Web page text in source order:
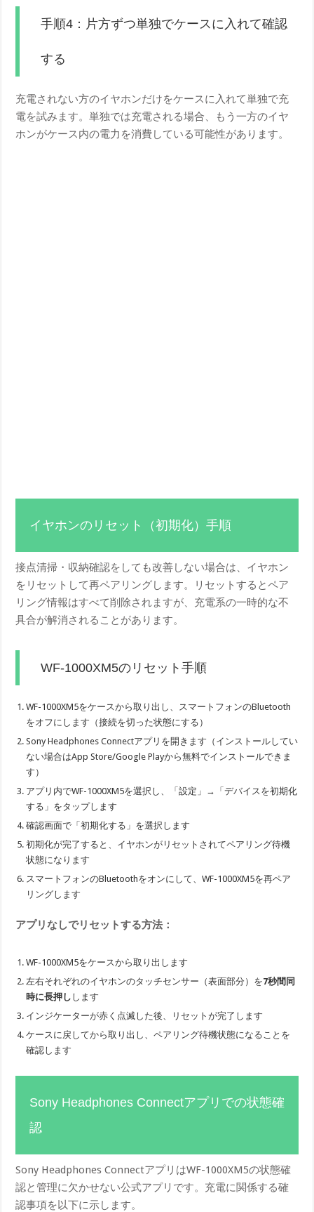
手順4：片方ずつ単独でケースに入れて確認
する
充電されない方のイヤホンだけをケースに入れて単独で充
電を試みます。単独では充電される場合、もう一方のイヤ
ホンがケース内の電力を消費している可能性があります。
イヤホンのリセット（初期化）手順
接点清掃・収納確認をしても改善しない場合は、イヤホン
をリセットして再ペアリングします。リセットするとペア
リング情報はすべて削除されますが、充電系の一時的な不
具合が解消されることがあります。
WF-1000XM5のリセット手順
WF-1000XM5をケースから取り出し、スマートフォンのBluetooth
をオフにします（接続を切った状態にする）
Sony Headphones Connectアプリを開きます（インストールしてい
ない場合はApp Store/Google Playから無料でインストールできま
す）
アプリ内でWF-1000XM5を選択し、「設定」→「デバイスを初期化
する」をタップします
確認画面で「初期化する」を選択します
初期化が完了すると、イヤホンがリセットされてペアリング待機
状態になります
スマートフォンのBluetoothをオンにして、WF-1000XM5を再ペア
リングします
アプリなしでリセットする方法：
WF-1000XM5をケースから取り出します
左右それぞれのイヤホンのタッチセンサー（表面部分）を7秒間同
時に長押し します
インジケーターが赤く点滅した後、リセットが完了します
ケースに戻してから取り出し、ペアリング待機状態になることを
確認します
Sony Headphones Connectアプリでの状態確
認
Sony Headphones ConnectアプリはWF-1000XM5の状態確
認と管理に欠かせない公式アプリです。充電に関係する確
認事項を以下に示します。